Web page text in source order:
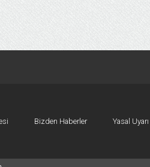
Bizden Haberler Yasal Uyarı